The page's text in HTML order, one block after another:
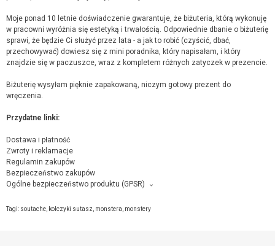
Moje ponad 10 letnie doświadczenie gwarantuje, że biżuteria, którą wykonuję
w pracowni wyróżnia się estetyką i trwałością. Odpowiednie dbanie o biżuterię
sprawi, że będzie Ci służyć przez lata - a jak to robić (czyścić, dbać,
przechowywać) dowiesz się z mini poradnika, który napisałam, i który
znajdzie się w paczuszce, wraz z kompletem różnych zatyczek w prezencie.
Biżuterię wysyłam pięknie zapakowaną, niczym gotowy prezent do
wręczenia.
Przydatne linki:
Dostawa i płatność
Zwroty i reklamacje
Regulamin zakupów
Bezpieczeństwo zakupów
Ogólne bezpieczeństwo produktu (GPSR)
Maja Załęska-Woźniak, Niepodległości 3/25, Pruszcz Gdański,
sprzedającym
Tagi: soutache kolczyki sutasz monstera monstery